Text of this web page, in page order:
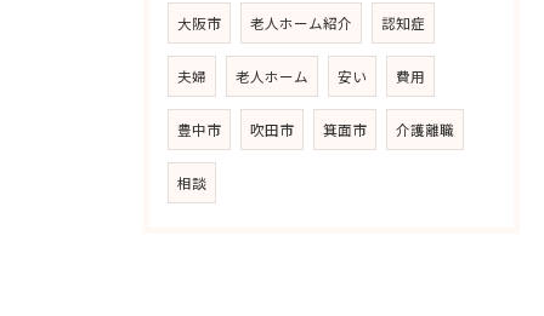
大阪市 老人ホーム紹介 認知症
夫婦 老人ホーム 安い 費用
豊中市 吹田市 箕面市 介護離職
相談